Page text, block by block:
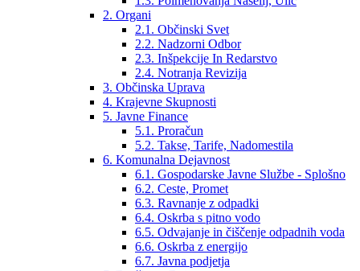
2. Organi
2.1. Občinski Svet
2.2. Nadzorni Odbor
2.3. Inšpekcije In Redarstvo
2.4. Notranja Revizija
3. Občinska Uprava
4. Krajevne Skupnosti
5. Javne Finance
5.1. Proračun
5.2. Takse, Tarife, Nadomestila
6. Komunalna Dejavnost
6.1. Gospodarske Javne Službe - Splošno
6.2. Ceste, Promet
6.3. Ravnanje z odpadki
6.4. Oskrba s pitno vodo
6.5. Odvajanje in čiščenje odpadnih voda
6.6. Oskrba z energijo
6.7. Javna podjetja